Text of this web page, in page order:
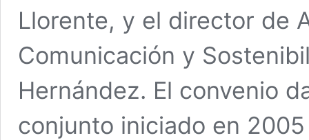
Llorente, y el director de
Comunicación y
Hernández. El convenio
conjunto iniciado en